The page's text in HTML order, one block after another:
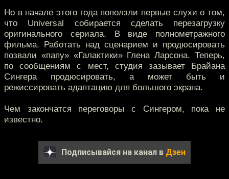
Но в начале этого года поползли первые слухи о том,
что Universal собирается сделать перезагрузку
оригинального сериала. В виде полнометражного
фильма. Работать над сценарием и продюсировать
позвали «папу» «Галактики» Глена Ларсона. Теперь,
по сообщениям с мест, студия зазывает Брайана
Сингера продюсировать, а может быть и
режиссировать адаптацию для большого экрана.
Чем закончатся переговоры с Сингером, пока не
известно.
Подписывайся на канал в Дзен